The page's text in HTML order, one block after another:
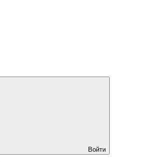
Войти